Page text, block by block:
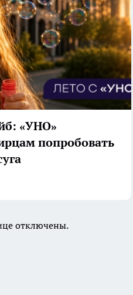
«УНО»
попробовать
отключены.